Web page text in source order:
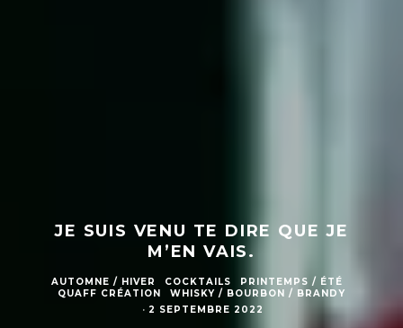
JE SUIS VENU TE DIRE QUE JE
M’EN VAIS.
AUTOMNE / HIVER COCKTAILS
PRINTEMPS / ÉTÉ
QUAFF CRÉATION
WHISKY / BOURBON / BRANDY
· 2 SEPTEMBRE 2022